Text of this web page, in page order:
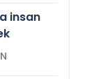
insan